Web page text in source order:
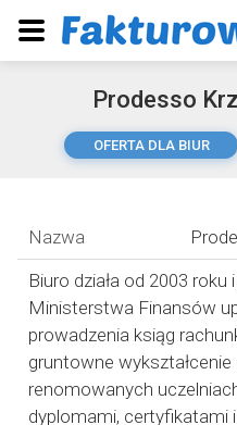
Prodesso
OFERTA DLA BIUR
Nazwa
Biuro działa od 2003
Ministerstwa Finansów
prowadzenia ksiąg
gruntowne
renomowanych
dyplomami, certyfikatami